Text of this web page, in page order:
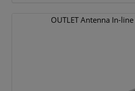
OUTLET Antenna In-